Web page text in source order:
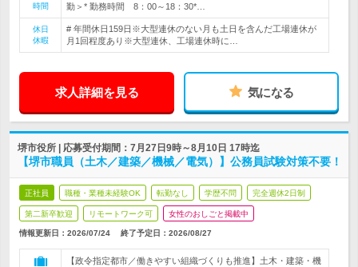
時間
勤＞* 勤務時間 8：00～18：30*…
休日
休暇
# 年間休日159日※大型連休のない月も土日を含んだ工場連休が
月1回程度あり※大型連休、工場連休時に…
求人詳細を見る 気になる
堺市役所 | 応募受付期間：7月27日9時～8月10日 17時迄
【堺市職員（土木／建築／機械／電気）】公務員試験対策不要！
正社員 職種・業種未経験OK 転勤なし 学歴不問 完全週休2日制
第二新卒歓迎 リモートワーク可 女性のおしごと掲載中
情報更新日：2026/07/24 終了予定日： 2026/08/27
【政令指定都市／働きやすい組織づくりも推進】土木・建築・機